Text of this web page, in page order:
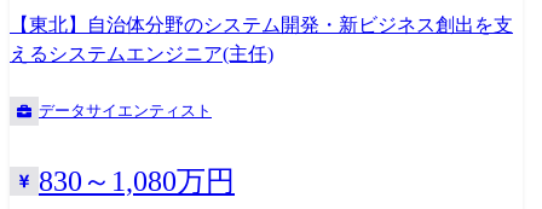
を20年以上に亘り推進してきました。 今回は、マイナンバー関連システ
ムの中枢を担う、公的個人認証サービスプロジェクトを推進するメンバ
を募集します。 希望する仕事内容・キャリアプラン等について、面接時
ジ:https://youtu.be/Nbqq3aqnRag ・事業部紹介映
計・開発)」を組合せて答えを導き、人々の安心・安全で住みよい暮らし
の実現に貢献しています。 公共システム事業部には下記①～⑥の分野が
あり、今回の募集は①の分野のうち、水際対策・外国人共生関連のプロ
庁分野 国家的スケールの情報システムを提供し、国家戦略と国民の生活
険サービスの情報システムを提供し、住民の安心で健康な暮らしを支え
ています。 ③社会保障分野 社会保障分野、マイナンバー制度に係る中央
【東北】自治体分野のシステム開発・新ビジネス創出を支
えるシステムエンジニア(主任)
データサイエンティスト
830～1,080万円